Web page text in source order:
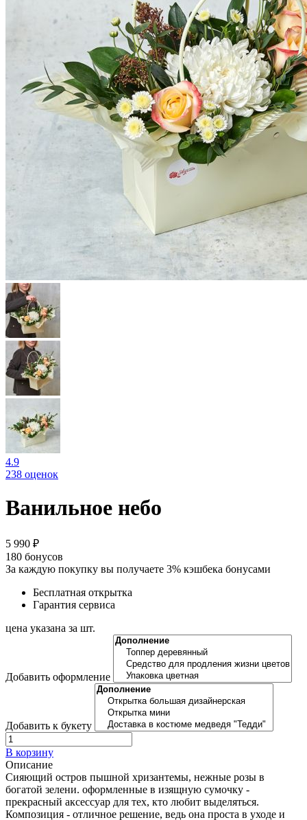
4.9
238 оценок
Ванильное небо
5 990 ₽
180 бонусов
За каждую покупку вы получаете 3% кэшбека бонусами
Бесплатная открытка
Гарантия сервиса
цена указана за шт.
Добавить оформление
Добавить к букету
В корзину
Описание
Сияющий остров пышной хризантемы, нежные розы в
богатой зелени. оформленные в изящную сумочку -
прекрасный аксессуар для тех, кто любит выделяться.
Композиция - отличное решение, ведь она проста в уходе и